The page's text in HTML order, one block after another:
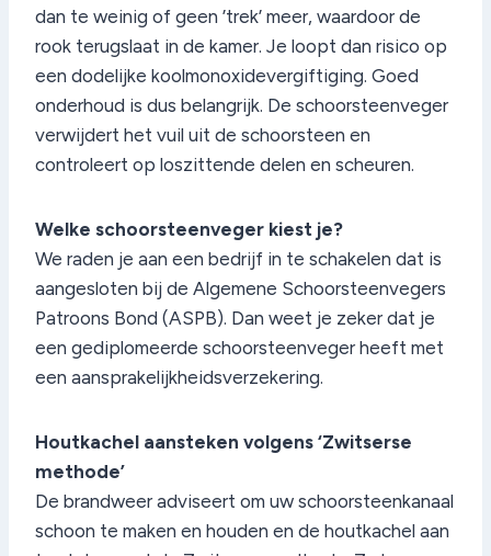
dan te weinig of geen ’trek’ meer, waardoor de
rook terugslaat in de kamer. Je loopt dan risico op
een dodelijke koolmonoxidevergiftiging. Goed
onderhoud is dus belangrijk. De schoorsteenveger
verwijdert het vuil uit de schoorsteen en
controleert op loszittende delen en scheuren.
Welke schoorsteenveger kiest je?
We raden je aan een bedrijf in te schakelen dat is
aangesloten bij de Algemene Schoorsteenvegers
Patroons Bond (ASPB). Dan weet je zeker dat je
een gediplomeerde schoorsteenveger heeft met
een aansprakelijkheidsverzekering.
Houtkachel aansteken volgens ‘Zwitserse
methode’
De brandweer adviseert om uw schoorsteenkanaal
schoon te maken en houden en de houtkachel aan